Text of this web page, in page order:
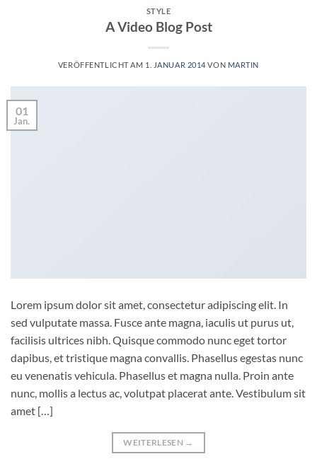
STYLE
A Video Blog Post
VERÖFFENTLICHT AM 1. JANUAR 2014VON MARTIN
01
Jan.
Lorem ipsum dolor sit amet, consectetur adipiscing elit. In
sed vulputate massa. Fusce ante magna, iaculis ut purus ut,
facilisis ultrices nibh. Quisque commodo nunc eget tortor
dapibus, et tristique magna convallis. Phasellus egestas nunc
eu venenatis vehicula. Phasellus et magna nulla. Proin ante
nunc, mollis a lectus ac, volutpat placerat ante. Vestibulum sit
amet […]
WEITERLESEN →